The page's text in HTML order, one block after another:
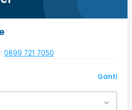
0899 721 7050
Ganti